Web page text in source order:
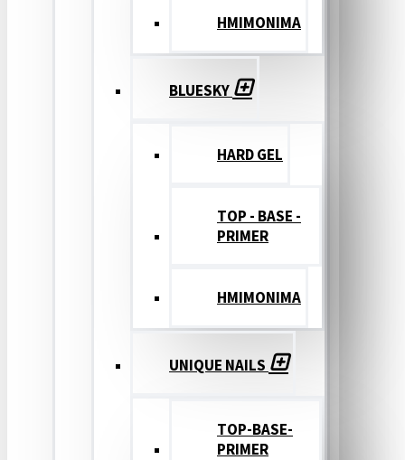
ΗΜΙΜΟΝΙΜΑ
BLUESKY
HARD GEL
TOP - BASE -
PRIMER
ΗΜΙΜΟΝΙΜΑ
UNIQUE NAILS
TOP-BASE-
PRIMER